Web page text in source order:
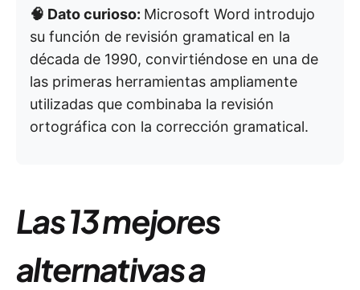
🧠 Dato curioso: Microsoft Word introdujo
su función de revisión gramatical en la
década de 1990, convirtiéndose en una de
las primeras herramientas ampliamente
utilizadas que combinaba la revisión
ortográfica con la corrección gramatical.
Las 13 mejores
alternativas a